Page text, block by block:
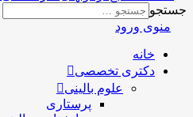
جستجو
منوی ورود
خانه
دکتری تخصصی
علوم بالینی
پرستاری